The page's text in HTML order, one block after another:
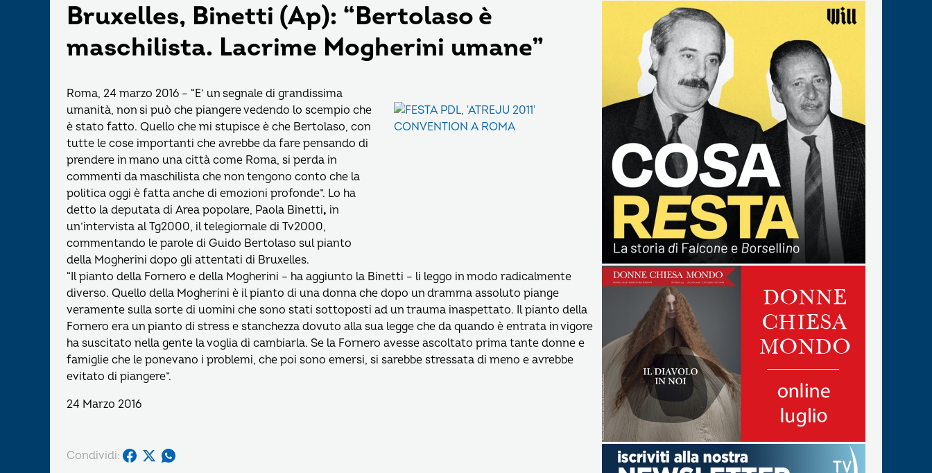
Bruxelles, Binetti (Ap): “Bertolaso è
maschilista. Lacrime Mogherini umane”
Roma, 24 marzo 2016 – “E’ un segnale di grandissima
umanità, non si può che piangere vedendo lo scempio che
è stato fatto. Quello che mi stupisce è che Bertolaso, con
tutte le cose importanti che avrebbe da fare pensando di
prendere in mano una città come Roma, si perda in
commenti da maschilista che non tengono conto che la
politica oggi è fatta anche di emozioni profonde”. Lo ha
detto la deputata di Area popolare, Paola Binetti, in
un’intervista al Tg2000, il telegiornale di Tv2000,
commentando le parole di Guido Bertolaso sul pianto
della Mogherini dopo gli attentati di Bruxelles.
“Il pianto della Fornero e della Mogherini – ha aggiunto la Binetti – li leggo in modo radicalmente
diverso. Quello della Mogherini è il pianto di una donna che dopo un dramma assoluto piange
veramente sulla sorte di uomini che sono stati sottoposti ad un trauma inaspettato. Il pianto della
Fornero era un pianto di stress e stanchezza dovuto alla sua legge che da quando è entrata in vigore
ha suscitato nella gente la voglia di cambiarla. Se la Fornero avesse ascoltato prima tante donne e
famiglie che le ponevano i problemi, che poi sono emersi, si sarebbe stressata di meno e avrebbe
evitato di piangere”.
24 Marzo 2016
Condividi: